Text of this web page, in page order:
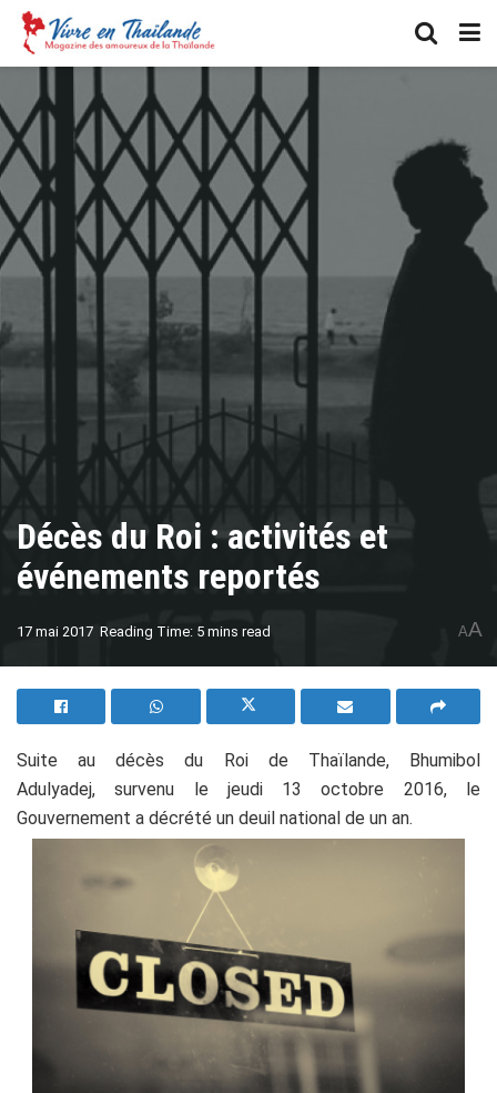
Décès du Roi : activités et
événements reportés
17 mai 2017 Reading Time: 5 mins read AA
Suite au décès du Roi de Thaïlande, Bhumibol
Adulyadej, survenu le jeudi 13 octobre 2016, le
Gouvernement a décrété un deuil national de un an.